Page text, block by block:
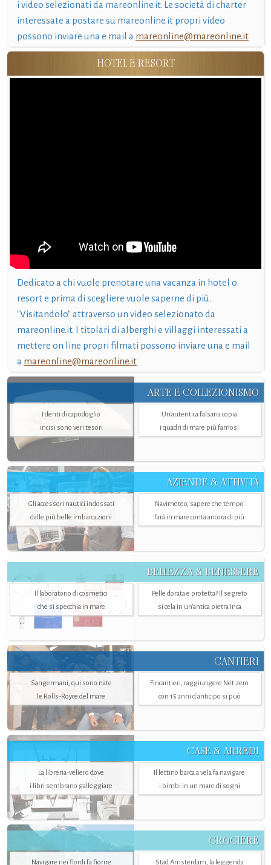
i video selezionati da mareonline.it. Le società di charter
interessate a postare su mareonline.it propri video
possono inviare una e mail a mareonline@mareonline.it
HOTEL E RESORT
Dedicato a chi vuole prenotare una vacanza in hotel o
resort e prima di scegliere vuole saperne di più.
"Visitandolo" attraverso un video selezionato da
mareonline.it. I titolari di alberghi e villaggi interessati a
mettere on line propri filmati possono inviare una e mail
a mareonline@mareonline.it
ARTE E COLLEZIONISMO
I denti di capodoglio
incisi sono veri tesori
Un’autentica falsaria copia
i quadri di mare più famosi
AZIENDE & ATTIVITÀ
Gli accessori nautici indossati
dalle più belle imbarcazioni
Navimeteo, sapere che tempo
farà in mare conta ancora di più
BELLEZZA & BENESSERE
Il laboratorio di cosmetici
che si specchia in mare
Pelle dorata e protetta? Il segreto
si cela in un’antica pietra Inca
CANTIERI
Sangermani, qui sono nate
le Rolls-Royce del mare
Fincantieri, raggiungere Net zero
con 15 anni d'anticipo si può
CASE & ARREDI
La libreria-veliero dove
i libri sembrano galleggiare
Il lettino barca a vela fa navigare
i bimbi in un mare di sogni
CROCIERE
Navigare nei fiordi fa fiorire
Stad Amsterdam, la leggenda